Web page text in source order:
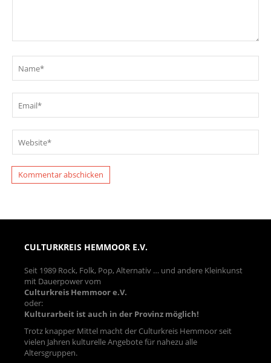
CULTURKREIS HEMMOOR E.V.
Seit 1989 Rock, Folk, Pop, Alternativ … und andere Kleinkunst
mit Dauerpower vom
Culturkreis Hemmoor e.V.
oder:
Kulturarbeit ist auch in der Provinz möglich!
Trotz knapper Mittel macht der Culturkreis Hemmoor seit
vielen Jahren kulturelle Angebote für nahezu alle
Altersgruppen.